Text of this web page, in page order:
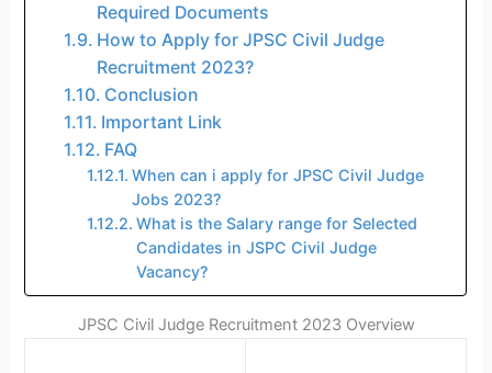
Required Documents
How to Apply for JPSC Civil Judge
Recruitment 2023?
Conclusion
Important Link
FAQ
When can i apply for JPSC Civil Judge
Jobs 2023?
What is the Salary range for Selected
Candidates in JSPC Civil Judge
Vacancy?
JPSC Civil Judge Recruitment 2023 Overview